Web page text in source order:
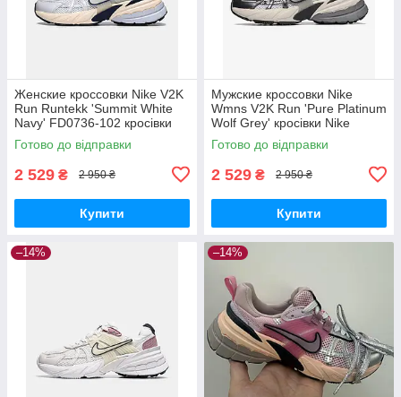
Женские кроссовки Nike V2K
Run Runtekk 'Summit White
Navy' FD0736-102 кросівки
Nike
Готово до відправки
2 529 ₴ 2 950 ₴
Купити
Мужские кроссовки Nike
Wmns V2K Run 'Pure Platinum
Wolf Grey' кросівки Nike
Готово до відправки
2 529 ₴ 2 950 ₴
Купити
–14% –14%